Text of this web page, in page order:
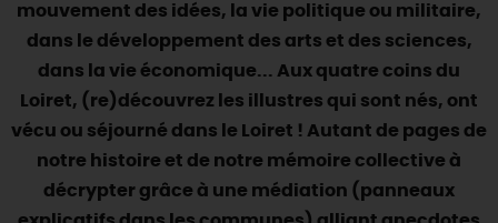
...ETAUSSI
TOUTES LES ACTIVITÉS
Nosspécialités du terroir et producteurs
Visitesgourmandesetcréatives
Vins et vignobles
Chic,une aire de pique-nique
Par ici lesguinguettes
Que rapporter du Loiret ?
La Route des Métiers d'Art
Avis de fraicheur ici pour éviter la chaleur 🥵
Des vacances auprès des animaux 🐎
(re)Découvrir les coulisses de la Faïencerie de
Gien !
Expérimenterles parcours Baludik🕵️
Une saison de festivals 🎉
SE REPÉRER,SE DÉPLACER
INFOS &SERVICES
RÉSERVER MAINTENANT
mouvement des idées, la vie politique ou militaire,
dans le développement des arts et des sciences,
dans la vie économique... Aux quatre coins du
Loiret, (re)découvrez les illustres qui sont nés, ont
vécu ou séjourné dans le Loiret ! Autant de pages de
notre histoire et de notre mémoire collective à
décrypter grâce à une médiation (panneaux